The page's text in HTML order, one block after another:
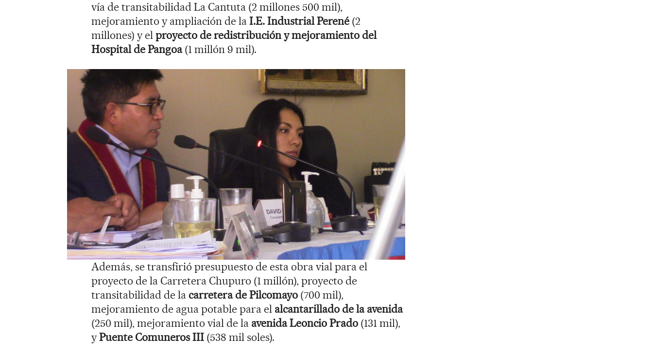
vía de transitabilidad La Cantuta (2 millones 500 mil),
mejoramiento y ampliación de laI.E. Industrial Perené (2
millones) y el proyecto de redistribución y mejoramiento del
Hospital de Pangoa(1 millón 9 mil).
Además, se transfirió presupuesto de esta obra vial para el
proyecto de la Carretera Chupuro (1 millón), proyecto de
transitabilidad de la carretera de Pilcomayo (700 mil),
mejoramiento de agua potable para el alcantarillado de la avenida
(250 mil), mejoramiento vial de la avenida Leoncio Prado (131 mil),
yPuente Comuneros III (538 mil soles).